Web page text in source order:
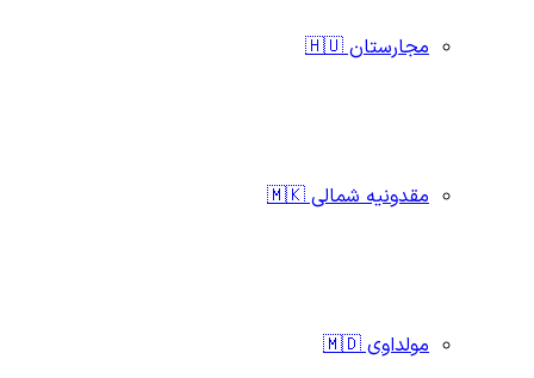
مجارستان 🇭🇺
مقدونیه شمالی 🇲🇰
مولداوی 🇲🇩